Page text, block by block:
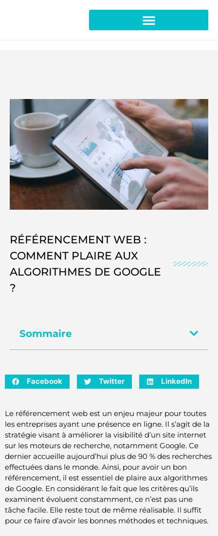
RÉFÉRENCEMENT WEB :
COMMENT PLAIRE AUX
ALGORITHMES DE GOOGLE
?
Sommaire
Facebook Twitter LinkedIn
Le référencement web est un enjeu majeur pour toutes
les entreprises ayant une présence en ligne. Il s’agit de la
stratégie visant à améliorer la visibilité d’un site internet
sur les moteurs de recherche, notamment Google. Ce
dernier accueille aujourd’hui plus de 90 % des recherches
effectuées dans le monde. Ainsi, pour avoir un bon
référencement, il est essentiel de plaire aux algorithmes
de Google. En considérant le fait que les critères qu’ils
examinent évoluent constamment, ce n’est pas une
tâche facile. Elle reste tout de même réalisable. Il suffit
pour ce faire d’avoir les bonnes méthodes et techniques.